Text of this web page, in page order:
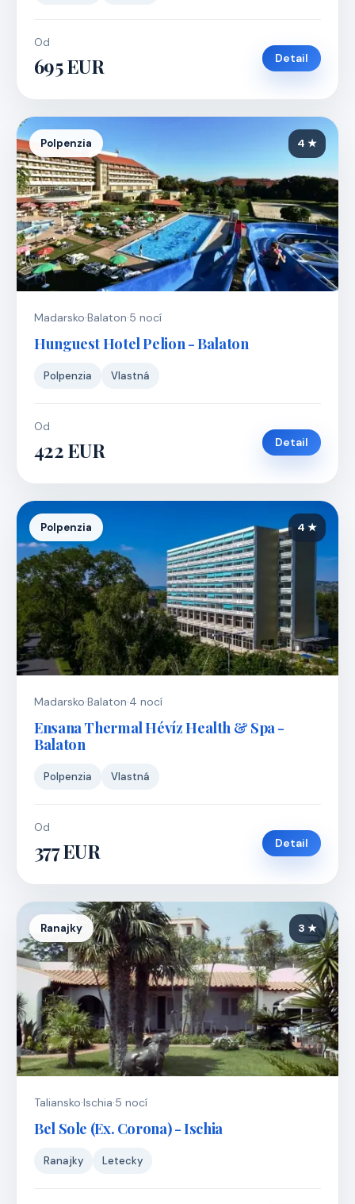
Od
695 EUR Detail
Polpenzia 4 ★
Madarsko·Balaton·5 nocí
Hunguest Hotel Pelion - Balaton
Polpenzia Vlastná
Od
422 EUR Detail
Polpenzia 4 ★
Madarsko·Balaton·4 nocí
Ensana Thermal Hévíz Health & Spa -
Balaton
Polpenzia Vlastná
Od
377 EUR Detail
Ranajky 3 ★
Taliansko·Ischia·5 nocí
Bel Sole (Ex. Corona) - Ischia
Ranajky Letecky